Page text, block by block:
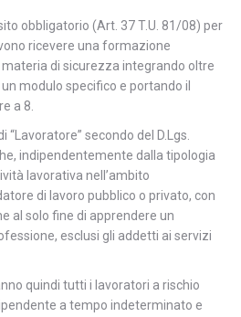
obbligatorio (Art. 37 T.U. 81/08) per
ricevere una formazione
di sicurezza integrando oltre
modulo specifico e portando il
a 8.
“Lavoratore” secondo del D.Lgs.
indipendentemente dalla tipologia
lavorativa nell’ambito
di lavoro pubblico o privato, con
al solo fine di apprendere un
esclusi gli addetti ai servizi
quindi tutti i lavoratori a rischio
a tempo indeterminato e